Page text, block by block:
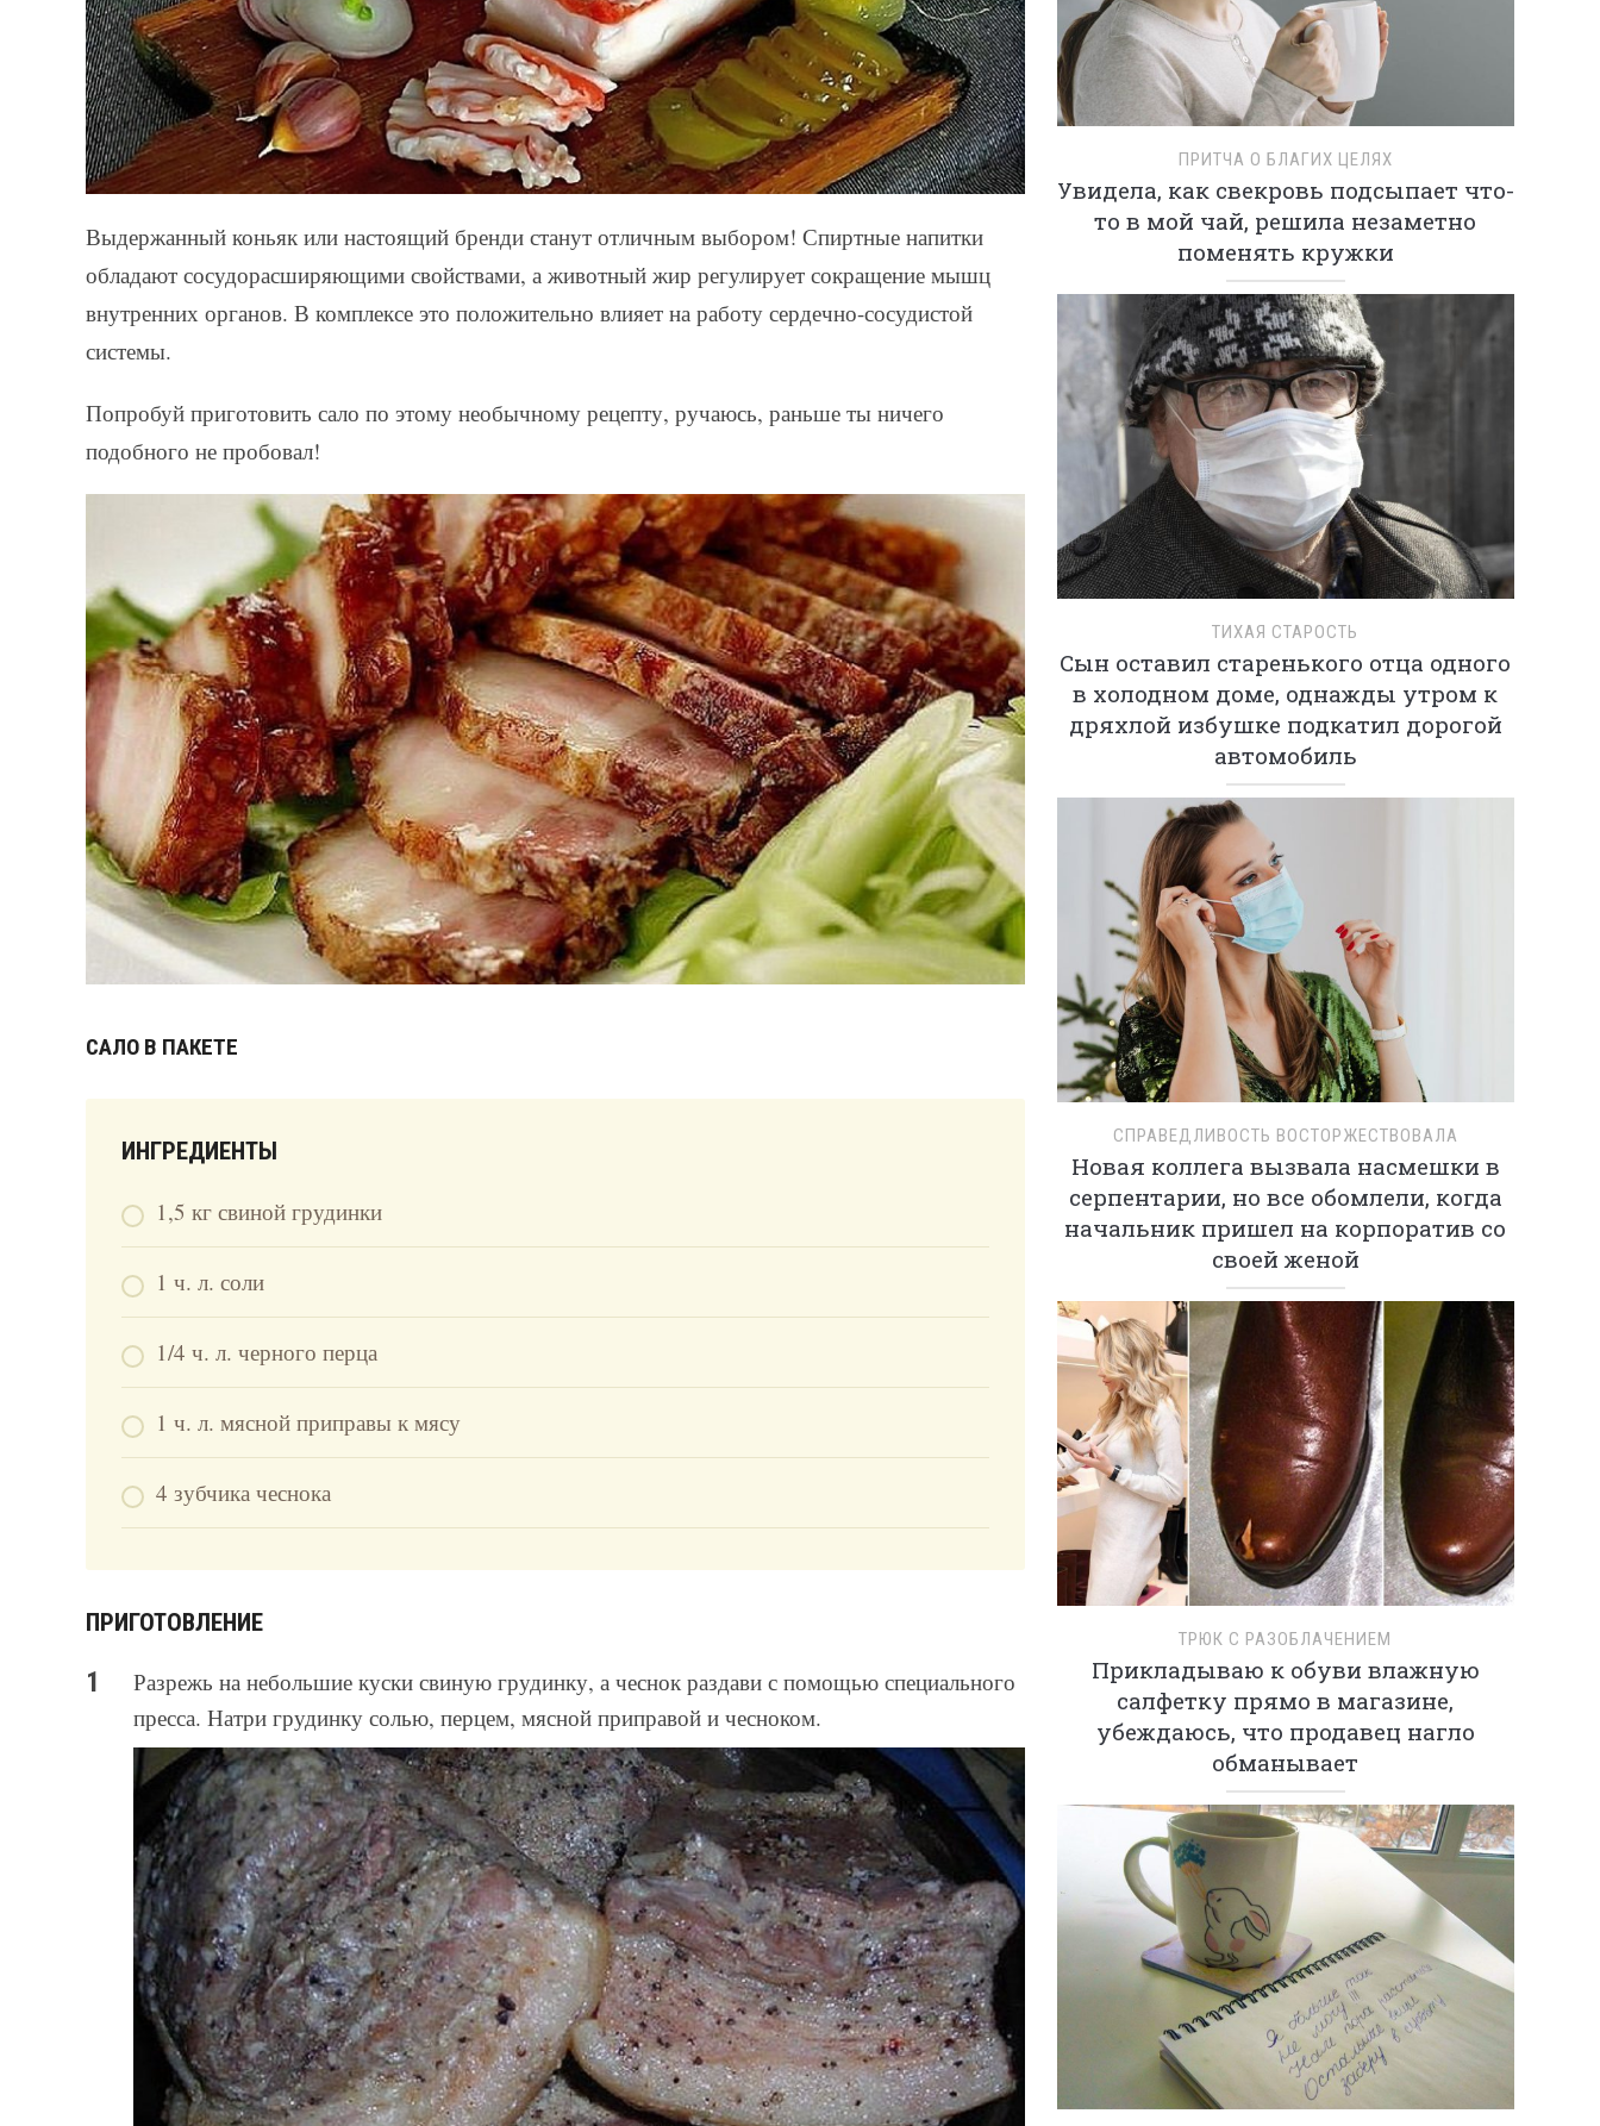
Выдержанный коньяк или настоящий бренди станут отличным выбором! Спиртные напитки
обладают сосудорасширяющими свойствами, а животный жир регулирует сокращение мышц
внутренних органов. В комплексе это положительно влияет на работу сердечно-сосудистой
системы.
Попробуй приготовить сало по этому необычному рецепту, ручаюсь, раньше ты ничего
подобного не пробовал!
САЛО В ПАКЕТЕ
ИНГРЕДИЕНТЫ
1,5 кг свиной грудинки
1 ч. л. соли
1/4 ч. л. черного перца
1 ч. л. мясной приправы к мясу
4 зубчика чеснока
ПРИГОТОВЛЕНИЕ
Разрежь на небольшие куски свиную грудинку, а чеснок раздави с помощью специального
пресса. Натри грудинку солью, перцем, мясной приправой и чесноком.
ПРИТЧА О БЛАГИХ ЦЕЛЯХ
Увидела, как свекровь подсыпает что-
то в мой чай, решила незаметно
поменять кружки
ТИХАЯ СТАРОСТЬ
Сын оставил старенького отца одного
в холодном доме, однажды утром к
дряхлой избушке подкатил дорогой
автомобиль
СПРАВЕДЛИВОСТЬ ВОСТОРЖЕСТВОВАЛА
Новая коллега вызвала насмешки в
серпентарии, но все обомлели, когда
начальник пришел на корпоратив со
своей женой
ТРЮК С РАЗОБЛАЧЕНИЕМ
Прикладываю к обуви влажную
салфетку прямо в магазине,
убеждаюсь, что продавец нагло
обманывает